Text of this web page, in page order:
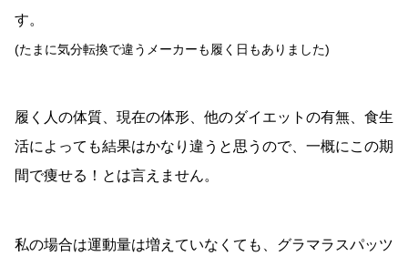
す。
(たまに気分転換で違うメーカーも履く日もありました)
履く人の体質、現在の体形、他のダイエットの有無、食生
活によっても結果はかなり違うと思うので、一概にこの期
間で痩せる！とは言えません。
私の場合は運動量は増えていなくても、グラマラスパッツ